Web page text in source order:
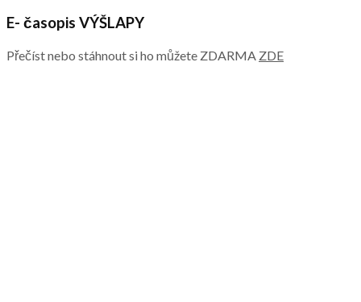
E- časopis VÝŠLAPY
Přečíst nebo stáhnout si ho můžete ZDARMA ZDE